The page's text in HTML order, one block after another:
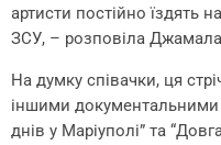
артисти постійно їздять
ЗСУ, – розповіла Джамала
На думку співачки, ця
іншими документальними
днів у Маріуполі” та